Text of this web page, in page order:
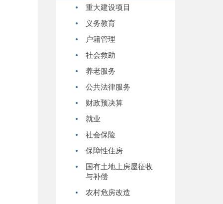
重大建设项目
义务教育
户籍管理
社会救助
养老服务
公共法律服务
财政预决算
就业
社会保险
保障性住房
国有土地上房屋征收
与补偿
农村危房改造